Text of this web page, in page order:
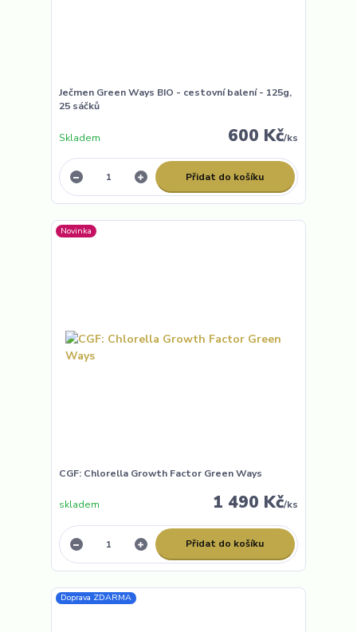
Ječmen Green Ways BIO - cestovní balení - 125g,
25 sáčků
600 Kč/ks
Skladem
Přidat do košíku
Novinka
CGF: Chlorella Growth Factor Green Ways
1 490 Kč/ks
skladem
Přidat do košíku
Doprava ZDARMA